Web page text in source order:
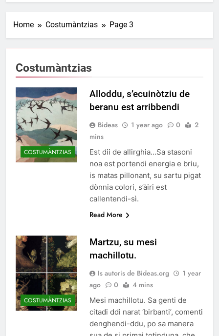
Home Costumàntzias Page 3
Costumàntzias
COSTUMÀNTZIAS
Alloddu, s’ecuinòtziu de
beranu est arribbendi
Bideas 1 year ago 0
2
mins
Est dii de allirghia…Sa stasoni
noa est portendi energia e briu,
is matas pillonant, su sartu pigat
dònnia colori, s’àiri est
callentendi-sì.
Read More
COSTUMÀNTZIAS
Martzu, su mesi
machillotu.
Is autoris de Bideas.org
1 year
ago
0 4 mins
Mesi machillotu. Sa genti de
citadi ddi narat ‘birbanti’, comenti
denghendi-ddu, po sa manera